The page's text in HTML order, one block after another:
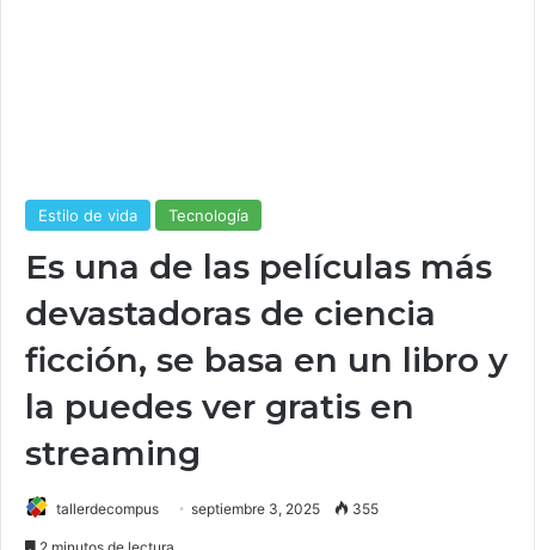
Estilo de vida Tecnología
Es una de las películas más
devastadoras de ciencia
ficción, se basa en un libro y
la puedes ver gratis en
streaming
tallerdecompus septiembre 3, 2025 355